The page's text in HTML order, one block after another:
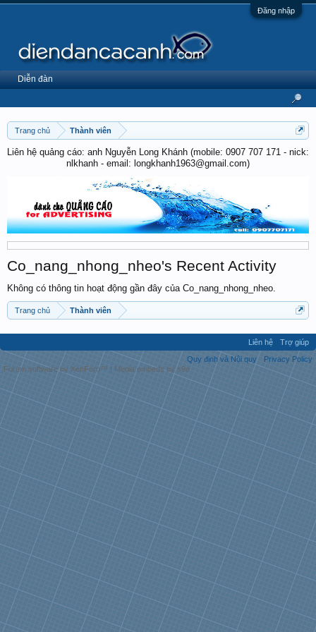
Đăng nhập
Trang chủ Thành viên
Liên hệ quảng cáo: anh Nguyễn Long Khánh (mobile: 0907 707 171 - nick:
nlkhanh - email: longkhanh1963@gmail.com)
Co_nang_nhong_nheo's Recent Activity
Không có thông tin hoạt động gần đây của Co_nang_nhong_nheo.
Trang chủ Thành viên
Diễn đàn
Liên hệ
Trợ giúp
Quy định và Nội quy
Privacy Policy
Forum software by XenForo™ | Media embeds by s9e